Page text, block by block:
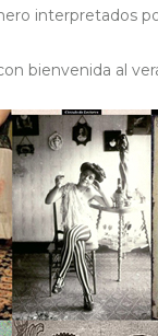
interpretados
bienvenida al